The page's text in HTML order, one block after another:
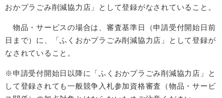
おかプラごみ削減協力店」として登録がなされていること。
物品・サービスの場合は、審査基準日（申請受付開始日前
日まで）に、「ふくおかプラごみ削減協力店」として登録が
なされていること。
※申請受付開始日以降に「ふくおかプラごみ削減協力店」と
して登録されても一般競争入札参加資格審査（物品・サービ